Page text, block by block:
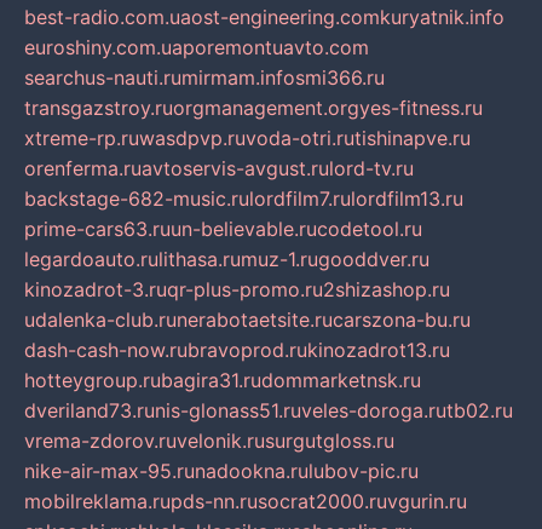
best-radio.com.uaost-engineering.comkuryatnik.info
euroshiny.com.uaporemontuavto.com
searchus-nauti.rumirmam.infosmi366.ru
transgazstroy.ruorgmanagement.orgyes-fitness.ru
xtreme-rp.ruwasdpvp.ruvoda-otri.rutishinapve.ru
orenferma.ruavtoservis-avgust.rulord-tv.ru
backstage-682-music.rulordfilm7.rulordfilm13.ru
prime-cars63.ruun-believable.rucodetool.ru
legardoauto.rulithasa.rumuz-1.rugooddver.ru
kinozadrot-3.ruqr-plus-promo.ru2shizashop.ru
udalenka-club.runerabotaetsite.rucarszona-bu.ru
dash-cash-now.rubravoprod.rukinozadrot13.ru
hotteygroup.rubagira31.rudommarketnsk.ru
dveriland73.runis-glonass51.ruveles-doroga.rutb02.ru
vrema-zdorov.ruvelonik.rusurgutgloss.ru
nike-air-max-95.runadookna.rulubov-pic.ru
mobilreklama.rupds-nn.rusocrat2000.ruvgurin.ru